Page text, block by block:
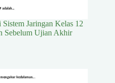
Jaringan Kelas 12
Sebelum Ujian Akhir